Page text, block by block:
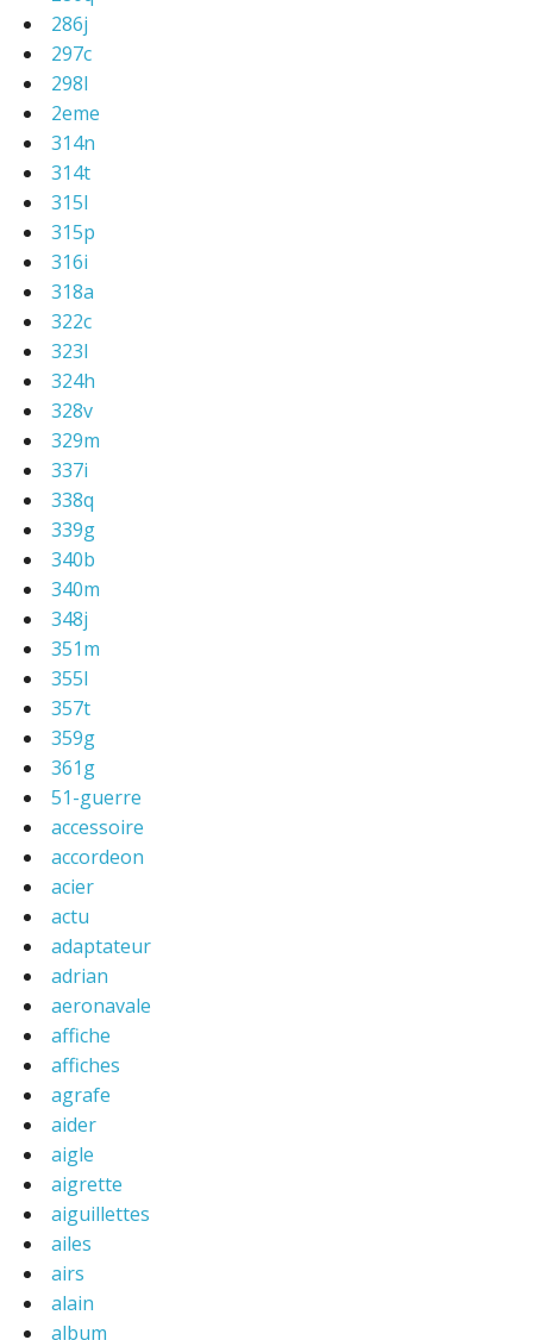
286j
297c
298l
2eme
314n
314t
315l
315p
316i
318a
322c
323l
324h
328v
329m
337i
338q
339g
340b
340m
348j
351m
355l
357t
359g
361g
51-guerre
accessoire
accordeon
acier
actu
adaptateur
adrian
aeronavale
affiche
affiches
agrafe
aider
aigle
aigrette
aiguillettes
ailes
airs
alain
album